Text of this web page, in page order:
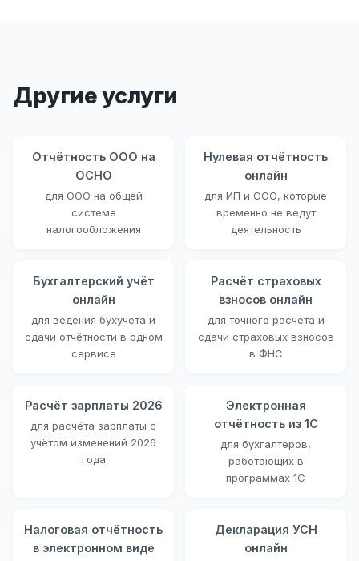
Другие услуги
Отчётность ООО на
ОСНО
для ООО на общей
системе
налогообложения
Нулевая отчётность
онлайн
для ИП и ООО, которые
временно не ведут
деятельность
Бухгалтерский учёт
онлайн
для ведения бухучёта и
сдачи отчётности в одном
сервисе
Расчёт страховых
взносов онлайн
для точного расчёта и
сдачи страховых взносов
в ФНС
Расчёт зарплаты 2026
для расчёта зарплаты с
учётом изменений 2026
года
Электронная
отчётность из 1С
для бухгалтеров,
работающих в
программах 1С
Налоговая отчётность
в электронном виде
Декларация УСН
онлайн